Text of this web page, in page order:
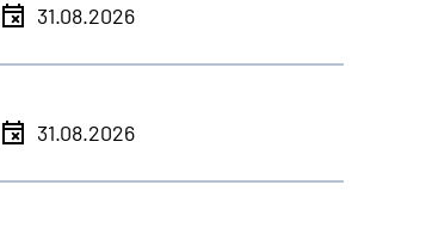
31.08.2026
31.08.2026